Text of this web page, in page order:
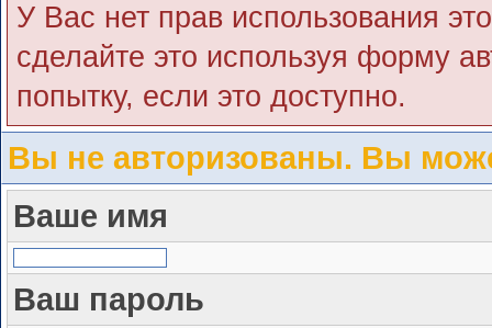
У Вас нет прав использования
сделайте это используя форму
попытку, если это доступно.
Вы не авторизованы. Вы
Ваше имя
Ваш пароль